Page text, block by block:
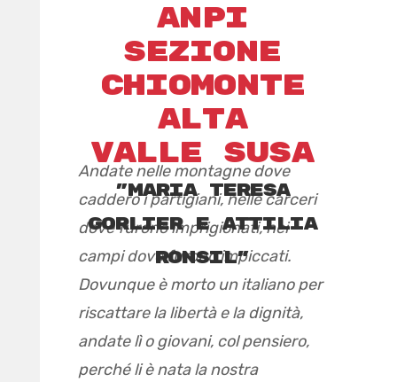
anpi
sezione
chiomonte
alta
valle susa
"Maria teresa
gorlier e attilia
ronsil"
Andate nelle montagne dove
caddero i partigiani, nelle carceri
dove furono imprigionati, nei
campi dove furono impiccati.
Dovunque è morto un italiano per
riscattare la libertà e la dignità,
andate lì o giovani, col pensiero,
perché li è nata la nostra